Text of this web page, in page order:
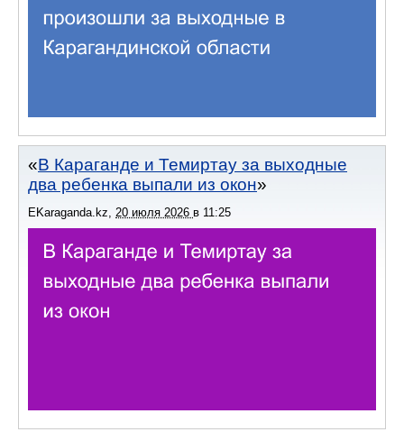
В Караганде и Темиртау за выходные
два ребенка выпали из окон
EKaraganda.kz, 20 июля 2026 в 11:25